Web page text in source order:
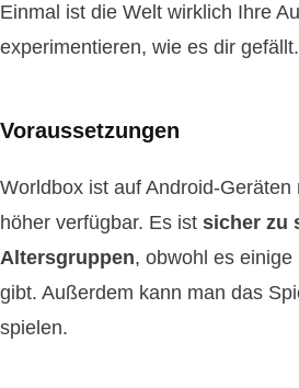
Einmal ist die Welt wirklich Ihre
experimentieren, wie es dir gefällt.
Voraussetzungen
Worldbox ist auf Android-Geräten
höher verfügbar. Es ist sicher zu
Altersgruppen, obwohl es
gibt. Außerdem kann man das
spielen.